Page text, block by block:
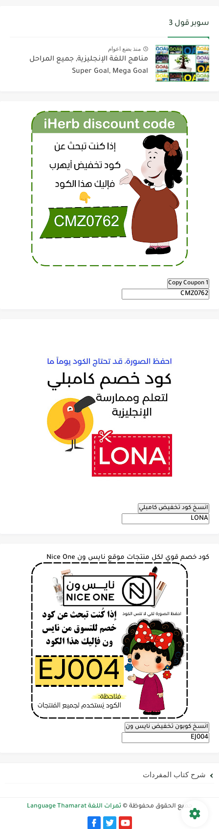
سوبر قول 3
منذ بضع اعوام
مناهج اللغة الإنجليزية, جميع المراحل
Super Goal, Mega Goal
Copy Coupon 1
انسخ كود تخفيض كامبلي
كود خصم قوي لكل منتجات موقع نايس ون Nice One
انسخ كوبون تخفيض نايس ون
شرح كتاب المفردات
جميع الحقوق محفوظة © ثمرات اللغة Language Thamarat